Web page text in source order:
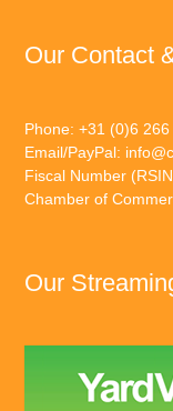
Our Contact
Phone: +31 (0)6
Email/PayPal:
Fiscal Number
Chamber of
Our